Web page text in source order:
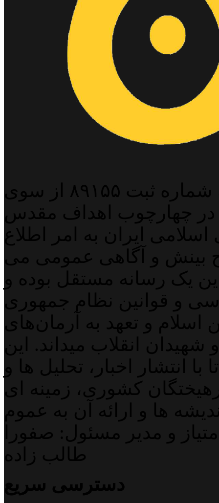
پایگاه خبری خبربین آنلاین به شماره ثبت ۸۹۱۵۵ از سوی
در چهارچوب اهداف مقدس
ایران به امر اطلاع
بینش و آگاهی عمومی می
یک رسانه مستقل بوده و
و قوانین نظام جمهوری
و تعهد به آرمان‌های
انقلاب میداند. این
انتشار اخبار، تحلیل ها و
کشوری، زمینه ای
ها و ارائه آن به عموم
و مدیر مسئول: صفورا
طالب زاده
دسترسی سریع